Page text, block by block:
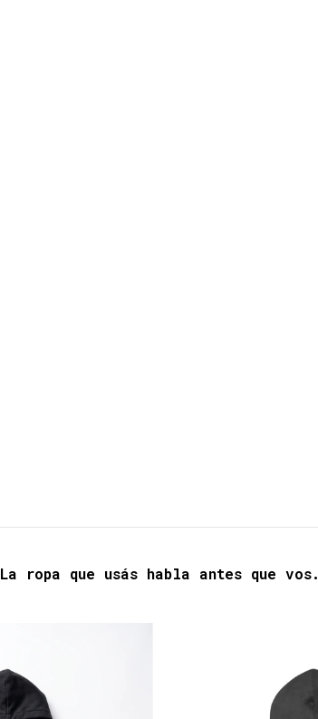
La ropa que usás habla antes que vos.